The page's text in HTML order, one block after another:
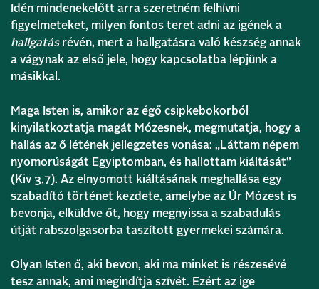
Idén mindenekelőtt arra szeretném felhívni
figyelmeteket, milyen fontos teret adni az igének a
hallgatás révén, mert a hallgatásra való készség annak
a vágynak az első jele, hogy kapcsolatba lépjünk a
másikkal.
Maga Isten is, amikor az égő csipkebokorból
kinyilatkoztatja magát Mózesnek, megmutatja, hogy a
hallás az ő létének jellegzetes vonása: „Láttam népem
nyomorúságát Egyiptomban, és hallottam kiáltását”
(Kiv 3,7). Az elnyomott kiáltásának meghallása egy
szabadító történet kezdete, amelybe az Úr Mózest is
bevonja, elküldve őt, hogy megnyissa a szabadulás
útját rabszolgasorba taszított gyermekei számára.
Olyan Isten ő, aki bevon, aki ma minket is részesévé
tesz annak, ami megindítja szívét. Ezért az ige